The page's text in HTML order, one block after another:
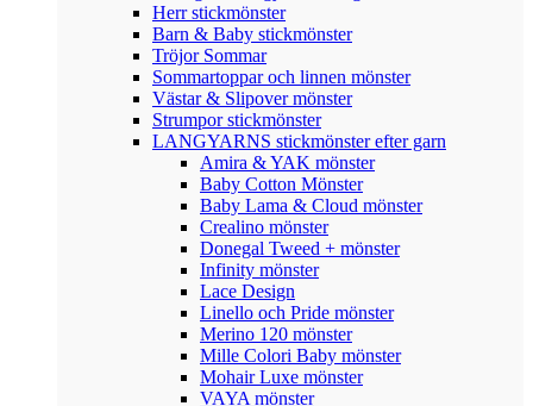
Herr stickmönster
Barn & Baby stickmönster
Tröjor Sommar
Sommartoppar och linnen mönster
Västar & Slipover mönster
Strumpor stickmönster
LANGYARNS stickmönster efter garn
Amira & YAK mönster
Baby Cotton Mönster
Baby Lama & Cloud mönster
Crealino mönster
Donegal Tweed + mönster
Infinity mönster
Lace Design
Linello och Pride mönster
Merino 120 mönster
Mille Colori Baby mönster
Mohair Luxe mönster
VAYA mönster